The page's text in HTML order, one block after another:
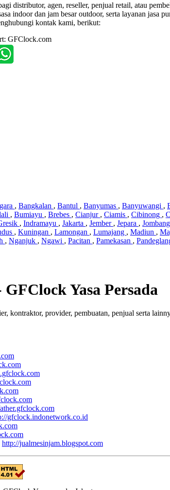
distributor, agen, reseller, penjual retail, atau
indoor dan jam besar outdoor, serta layanan jasa
kontak kami, berikut:
GFClock.com
, Bangkalan , Bantul , Banyumas , Banyuwangi ,
, Bumiayu , Brebes , Cianjur , Ciamis , Cibinong ,
, Indramayu , Jakarta , Jember , Jepara , Jombang
, Kuningan , Lamongan , Lumajang , Madiun ,
, Nganjuk , Ngawi , Pacitan , Pamekasan ,
Yasa Persada
kontraktor, provider, pembuatan, penjual serta
gfclock.indonetwork.co.id
http://jualmesinjam.blogspot.com